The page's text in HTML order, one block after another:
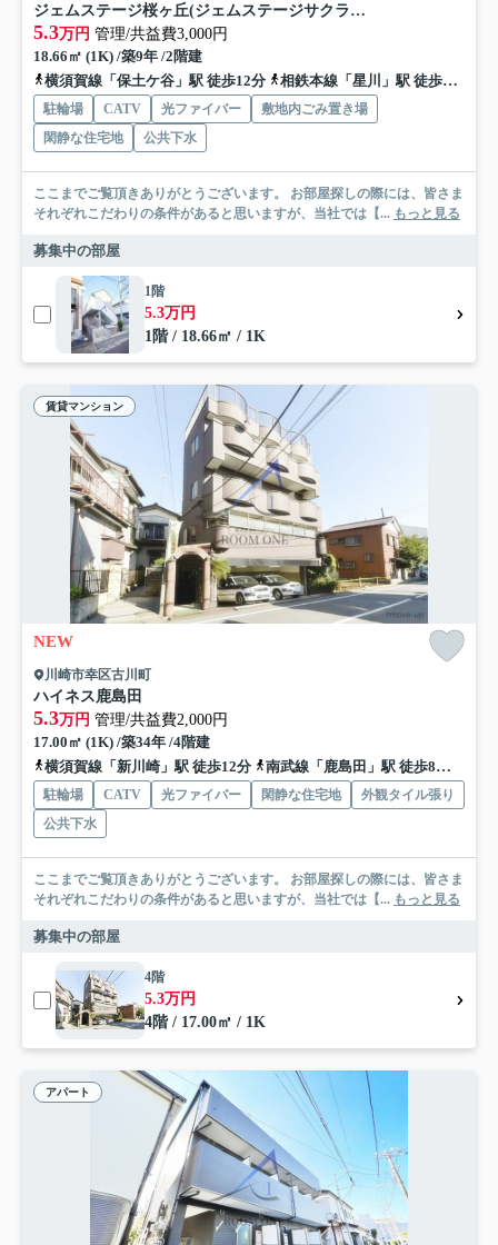
ジェムステージ桜ヶ丘(ジェムステージサクラガオカ)
5.3万円 管理/共益費3,000円
18.66㎡ (1K) /築9年 /2階建
横須賀線「保土ケ谷」駅 徒歩12分
相鉄本線「星川」駅 徒歩11分
駐輪場 CATV 光ファイバー
敷地内ごみ置き場
閑静な住宅地
公共下水
ここまでご覧頂きありがとうございます。 お部屋探しの際には、皆さま
それぞれこだわりの条件があると思いますが、当社では【... もっと見る
募集中の部屋
1階
5.3万円
1階 / 18.66㎡ / 1K
賃貸マンション
NEW
川崎市幸区古川町
ハイネス鹿島田
5.3万円 管理/共益費2,000円
17.00㎡ (1K) /築34年 /4階建
横須賀線「新川崎」駅 徒歩12分
南武線「鹿島田」駅 徒歩8分
駐輪場 CATV 光ファイバー 閑静な住宅地
外観タイル張り
公共下水
ここまでご覧頂きありがとうございます。 お部屋探しの際には、皆さま
それぞれこだわりの条件があると思いますが、当社では【... もっと見る
募集中の部屋
4階
5.3万円
4階 / 17.00㎡ / 1K
アパート